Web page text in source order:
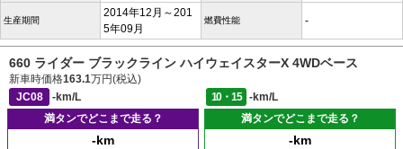
生産期間
2014年12月～201
5年09月
燃費性能 -
660 ライダー ブラックライン ハイウェイスターX 4WDベース
新車時価格163.1万円(税込)
JC08
-km/L 10・15
-km/L
満タンでどこまで走る？
-km
満タンでどこまで走る？
-km